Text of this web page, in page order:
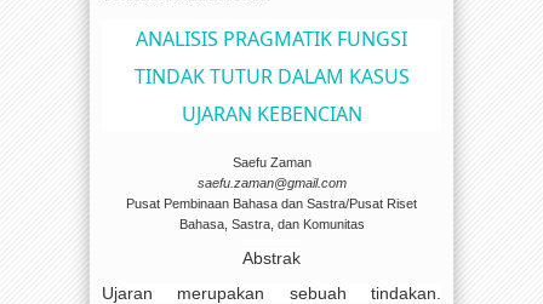
ANALISIS PRAGMATIK FUNGSI
TINDAK TUTUR DALAM KASUS
UJARAN KEBENCIAN
Saefu Zaman
saefu.zaman@gmail.com
Pusat Pembinaan Bahasa dan Sastra/Pusat Riset
Bahasa, Sastra, dan Komunitas
Abstrak
Ujaran merupakan sebuah tindakan.